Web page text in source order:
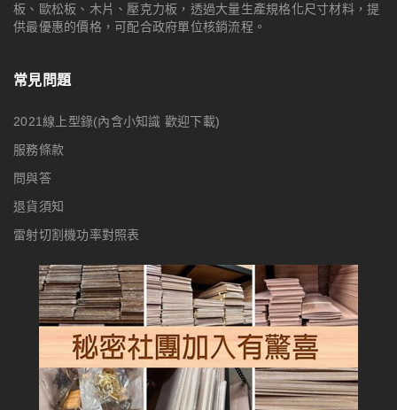
板、歐松板、木片、壓克力板，透過大量生產規格化尺寸材料，提
供最優惠的價格，可配合政府單位核銷流程。
常見問題
2021線上型錄(內含小知識 歡迎下載)
服務條款
問與答
退貨須知
雷射切割機功率對照表